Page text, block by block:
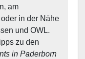
am
in der Nähe
und OWL.
zu den
in Paderborn